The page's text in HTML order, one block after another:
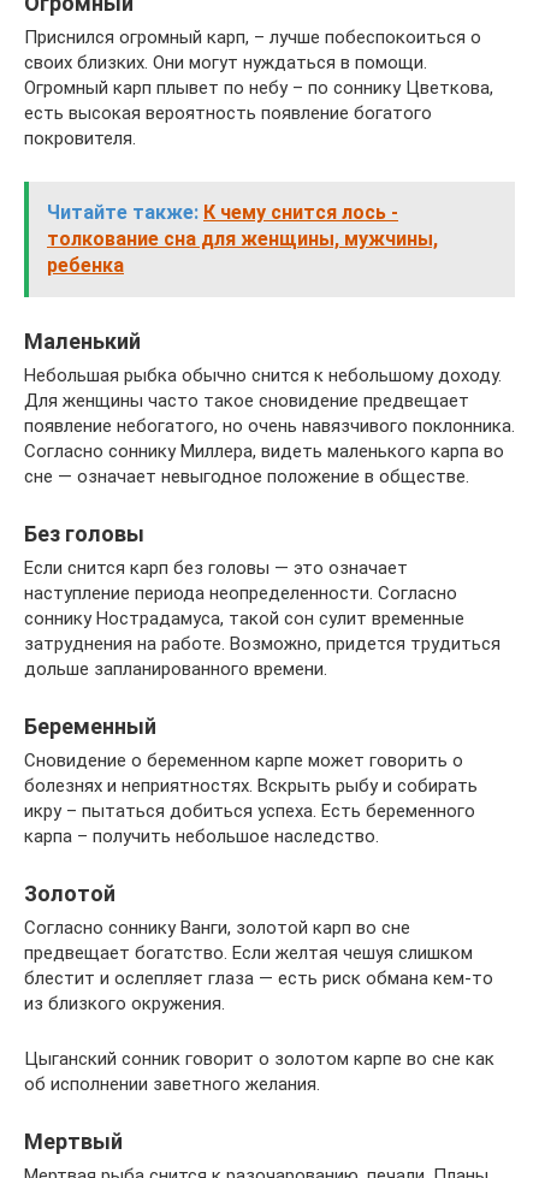
Приснился огромный карп, – лучше побеспокоиться о
своих близких. Они могут нуждаться в помощи.
Огромный карп плывет по небу – по соннику Цветкова,
есть высокая вероятность появление богатого
покровителя.
Читайте также: К чему снится лось -
толкование сна для женщины, мужчины,
ребенка
Маленький
Небольшая рыбка обычно снится к небольшому доходу.
Для женщины часто такое сновидение предвещает
появление небогатого, но очень навязчивого поклонника.
Согласно соннику Миллера, видеть маленького карпа во
сне — означает невыгодное положение в обществе.
Без головы
Если снится карп без головы — это означает
наступление периода неопределенности. Согласно
соннику Нострадамуса, такой сон сулит временные
затруднения на работе. Возможно, придется трудиться
дольше запланированного времени.
Беременный
Сновидение о беременном карпе может говорить о
болезнях и неприятностях. Вскрыть рыбу и собирать
икру – пытаться добиться успеха. Есть беременного
карпа – получить небольшое наследство.
Золотой
Согласно соннику Ванги, золотой карп во сне
предвещает богатство. Если желтая чешуя слишком
блестит и ослепляет глаза — есть риск обмана кем-то
из близкого окружения.
Цыганский сонник говорит о золотом карпе во сне как
об исполнении заветного желания.
Мертвый